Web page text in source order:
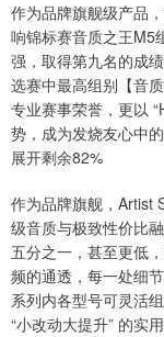
作为品牌旗舰级产品
响锦标赛音质之王M5
强，取得第九名的成
选赛中最高组别【音
专业赛事荣誉，更以
势，成为发烧友心中的
展开剩余82%
作为品牌旗舰，Artist
级音质与极致性价比
五分之一，甚至更低
频的通透，每一处细
系列内各型号可灵活
“小改动大提升” 的实